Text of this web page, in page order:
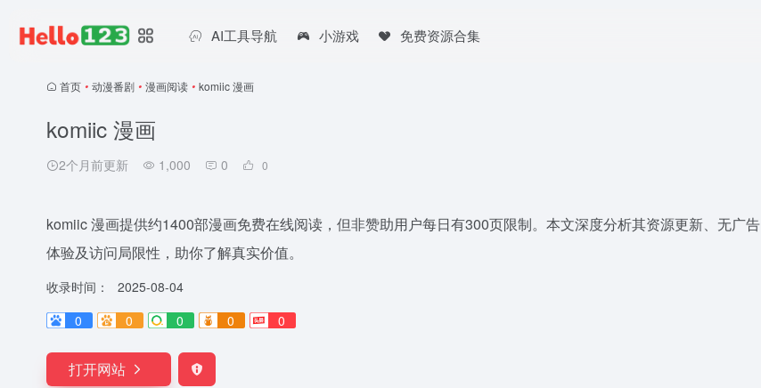
AI工具导航 小游戏 免费资源合集
首页 • 动漫番剧 • 漫画阅读 • komiic 漫画
komiic 漫画
2个月前更新 1,000 0 0
komiic 漫画提供约1400部漫画免费在线阅读，但非赞助用户每日有300页限制。本文深度分析其资源更新、无广告
体验及访问局限性，助你了解真实价值。
收录时间：
2025-08-04
0
0 0 0 0
打开网站